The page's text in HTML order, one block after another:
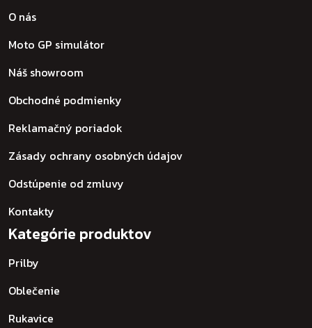
O nás
Moto GP simulátor
Náš showroom
Obchodné podmienky
Reklamačný poriadok
Zásady ochrany osobných údajov
Odstúpenie od zmluvy
Kontakty
Kategórie produktov
Prilby
Oblečenie
Rukavice